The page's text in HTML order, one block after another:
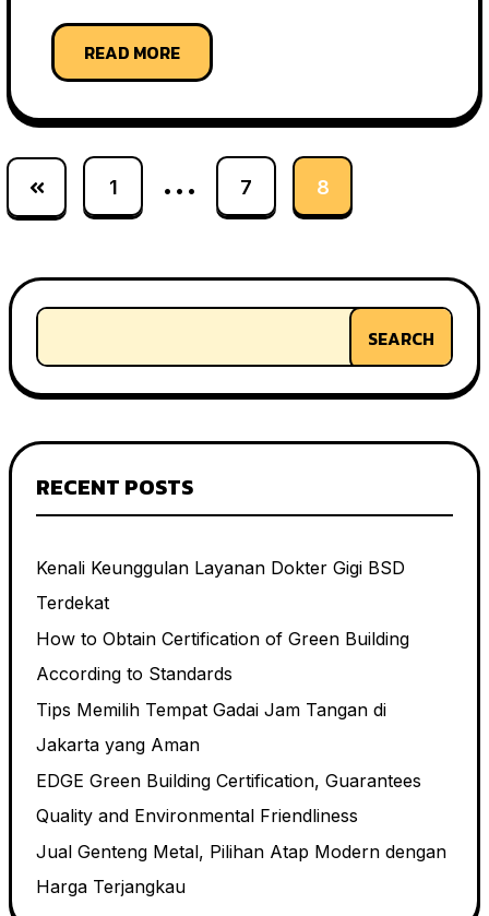
READ MORE
1 … 7 8
SEARCH
RECENT POSTS
Kenali Keunggulan Layanan Dokter Gigi BSD
Terdekat
How to Obtain Certification of Green Building
According to Standards
Tips Memilih Tempat Gadai Jam Tangan di
Jakarta yang Aman
EDGE Green Building Certification, Guarantees
Quality and Environmental Friendliness
Jual Genteng Metal, Pilihan Atap Modern dengan
Harga Terjangkau